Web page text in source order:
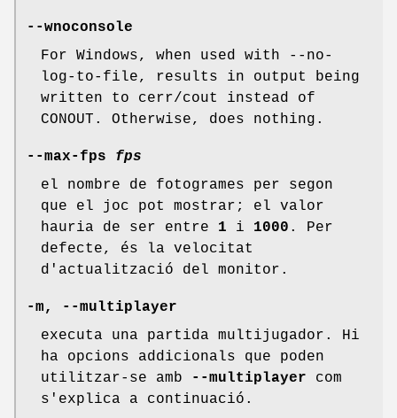
--wnoconsole
For Windows, when used with --no-
log-to-file, results in output being
written to cerr/cout instead of
CONOUT. Otherwise, does nothing.
--max-fps fps
el nombre de fotogrames per segon
que el joc pot mostrar; el valor
hauria de ser entre 1 i 1000 . Per
defecte, és la velocitat
d'actualització del monitor.
-m, --multiplayer
executa una partida multijugador. Hi
ha opcions addicionals que poden
utilitzar-se amb
--multiplayer com
s'explica a continuació.